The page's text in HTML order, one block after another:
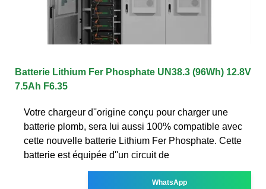
Batterie Lithium Fer Phosphate UN38.3 (96Wh) 12.8V
7.5Ah F6.35
Votre chargeur d''origine conçu pour charger une
batterie plomb, sera lui aussi 100% compatible avec
cette nouvelle batterie Lithium Fer Phosphate. Cette
batterie est équipée d''un circuit de
WhatsApp